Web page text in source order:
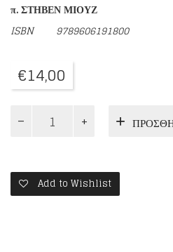
π. ΣΤΗΒΕΝ ΜΙΟΥΖ
ISBN 9789606191800
€14,00
ΘΕΟ
ποσότητα
Add to Wishlist